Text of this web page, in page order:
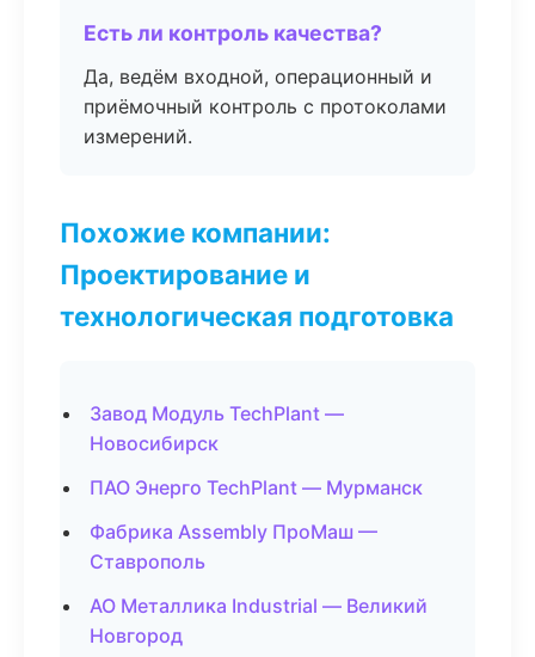
Есть ли контроль качества?
Да, ведём входной, операционный и
приёмочный контроль с протоколами
измерений.
Похожие компании:
Проектирование и
технологическая подготовка
Завод Модуль TechPlant —
Новосибирск
ПАО Энерго TechPlant — Мурманск
Фабрика Assembly ПроМаш —
Ставрополь
АО Металлика Industrial — Великий
Новгород